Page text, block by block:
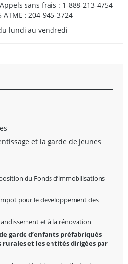
sans frais : 1-888-213-4754
: 204-945-3724
lundi au vendredi
et la garde de jeunes
du Fonds d’immobilisations
pour le développement des
et à la rénovation
garde d’enfants préfabriqués
et les entités dirigées par